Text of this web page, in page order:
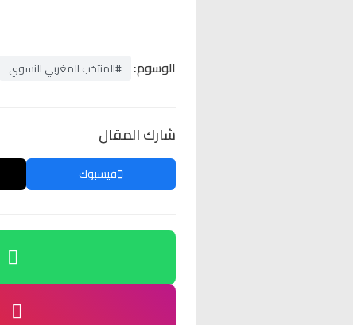
الوسوم: #المنتخب المغربي النسوي
شارك المقال
فيسبوك